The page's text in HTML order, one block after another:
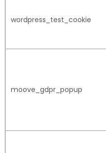
wordpress_test_cookie
moove_gdpr_popup